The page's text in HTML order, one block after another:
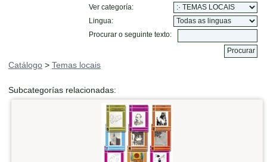
Ver categoría:
Lingua:
Procurar o seguinte texto:
Catálogo > Temas locais
Subcategorías relacionadas: